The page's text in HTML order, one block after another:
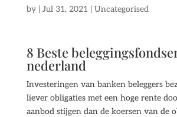
by | Jul 31, 2021 | Uncategorised
8 Beste
nederland
Investeringen van banken beleggers
liever obligaties met een hoge rente
aanbod stijgen dan de koersen van de